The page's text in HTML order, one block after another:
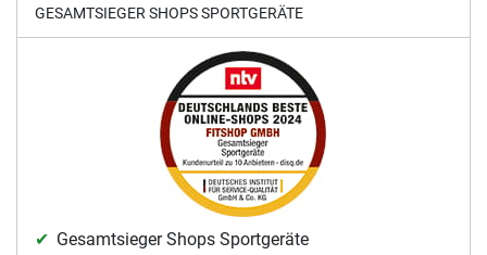
GESAMTSIEGER SHOPS SPORTGERÄTE
Gesamtsieger Shops Sportgeräte